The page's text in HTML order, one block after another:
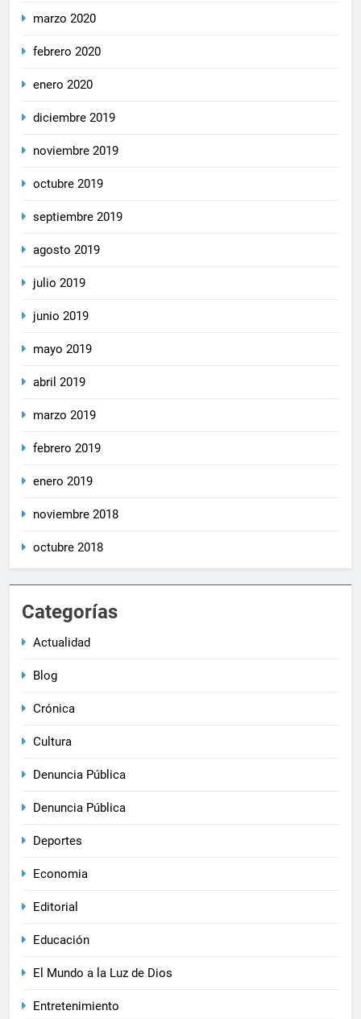
marzo 2020
febrero 2020
enero 2020
diciembre 2019
noviembre 2019
octubre 2019
septiembre 2019
agosto 2019
julio 2019
junio 2019
mayo 2019
abril 2019
marzo 2019
febrero 2019
enero 2019
noviembre 2018
octubre 2018
Categorías
Actualidad
Blog
Crónica
Cultura
Denuncia Pública
Denuncia Pública
Deportes
Economia
Editorial
Educación
El Mundo a la Luz de Dios
Entretenimiento